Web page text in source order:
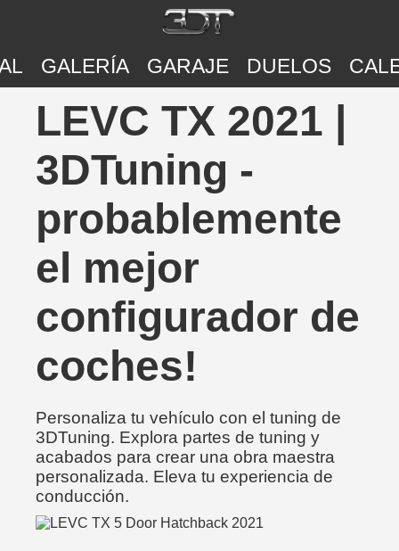
GALERÍA GARAJE DUELOS
LEVC TX 2021 |
3DTuning -
probablemente
el mejor
configurador de
coches!
Personaliza tu vehículo con el tuning de
3DTuning. Explora partes de tuning y
acabados para crear una obra maestra
personalizada. Eleva tu experiencia de
conducción.